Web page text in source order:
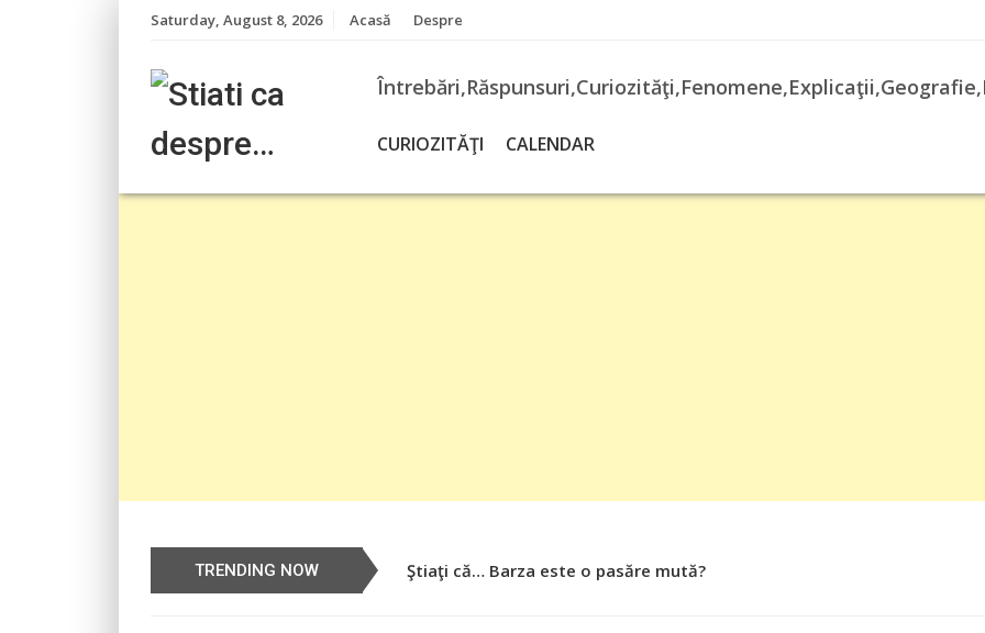
Saturday, August 8, 2026 Acasă Despre
CURIOZITĂŢI CALENDAR
TRENDING NOW Ştiaţi că… Barza este o pasăre mută?
Știați că… Roşiile îsi păstrează substanţele benefice organismului